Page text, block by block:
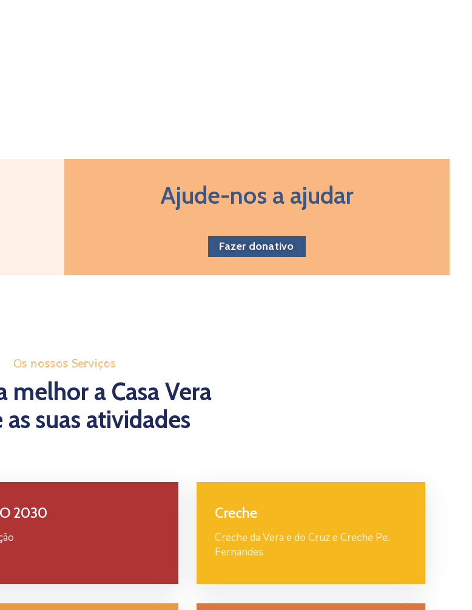
Ajude-nos a ajudar
Fazer donativo
Os nossos Serviços
melhor a Casa Vera
as suas atividades
2030 Creche
Creche da Vera e do Cruz e Creche Pe.
Fernandes